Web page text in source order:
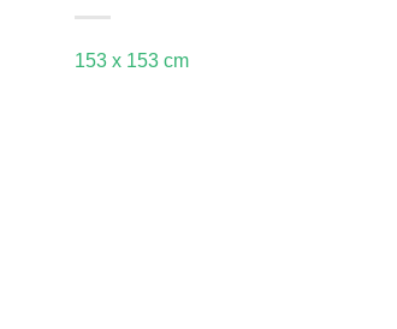
153 x 153 cm